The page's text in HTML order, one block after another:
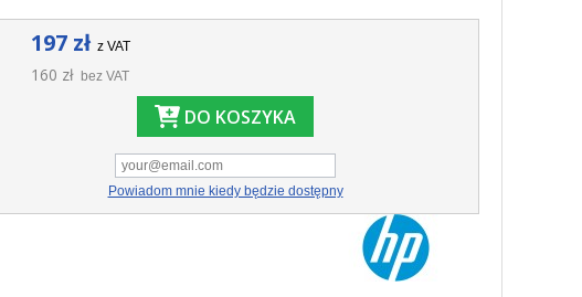
197 zł z VAT
160 zł bez VAT
DO KOSZYKA
Powiadom mnie kiedy będzie dostępny